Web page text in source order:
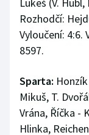
Lukeš (V.
Rozhodčí:
Vyloučení: 4:6.
8597.
Sparta:
Mikuš, T.
Vrána, Říčka -
Hlinka,